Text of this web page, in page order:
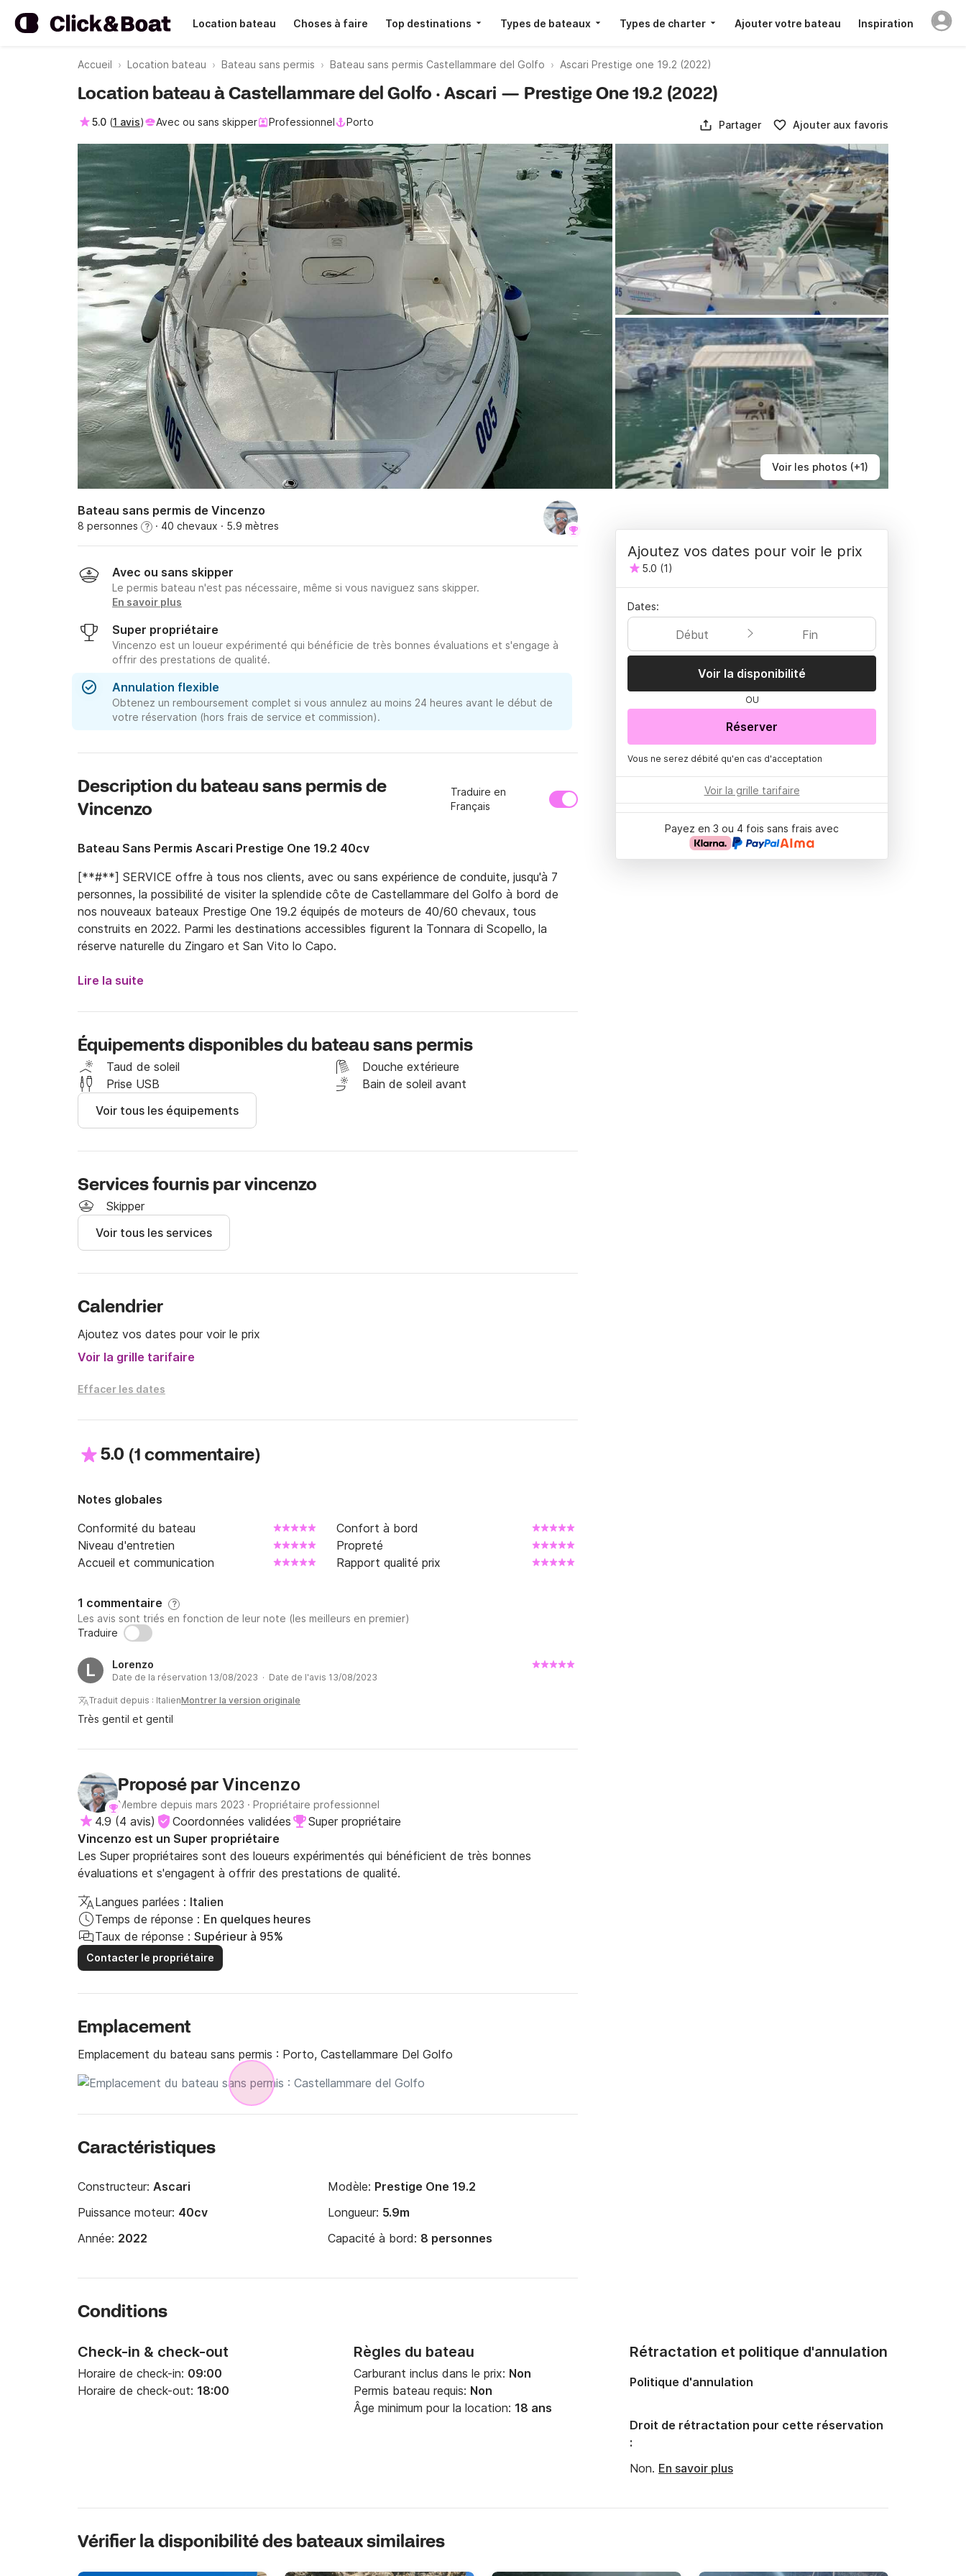
Location bateau Choses à faire Top destinations Types de bateaux Types de charter Ajouter votre bateau Inspiration
Accueil Location bateau Bateau sans permis Bateau sans permis Castellammare del Golfo Ascari Prestige one 19.2 (2022)
Voir les photos (+1)
Location bateau à Castellammare del Golfo · Ascari — Prestige One 19.2 (2022)
5.0 (1 avis) Avec ou sans skipper Professionnel Porto Partager Ajouter aux favoris
Bateau sans permis de Vincenzo
8 personnes ? · 40 chevaux · 5.9 mètres
Avec ou sans skipper
Le permis bateau n'est pas nécessaire, même si vous naviguez sans skipper.
En savoir plus
Super propriétaire
Vincenzo est un loueur expérimenté qui bénéficie de très bonnes évaluations et s'engage à
offrir des prestations de qualité.
Annulation flexible
Obtenez un remboursement complet si vous annulez au moins 24 heures avant le début de
votre réservation (hors frais de service et commission).
Description du bateau sans permis de
Vincenzo
Traduire en
Français
Bateau Sans Permis Ascari Prestige One 19.2 40cv
[**#**] SERVICE offre à tous nos clients, avec ou sans expérience de conduite, jusqu'à 7
personnes, la possibilité de visiter la splendide côte de Castellammare del Golfo à bord de
nos nouveaux bateaux Prestige One 19.2 équipés de moteurs de 40/60 chevaux, tous
construits en 2022. Parmi les destinations accessibles figurent la Tonnara di Scopello, la
réserve naturelle du Zingaro et San Vito lo Capo.
Lire la suite
Équipements disponibles du bateau sans permis
Taud de soleil
Douche extérieure
Prise USB
Bain de soleil avant
Voir tous les équipements
Services fournis par vincenzo
Skipper
Voir tous les services
Calendrier
Ajoutez vos dates pour voir le prix
Voir la grille tarifaire
Effacer les dates
5.0 (1 commentaire)
Notes globales
Conformité du bateau
Confort à bord
Niveau d'entretien
Propreté
Accueil et communication
Rapport qualité prix
1 commentaire ?
Les avis sont triés en fonction de leur note (les meilleurs en premier)
Traduire
L Lorenzo
Date de la réservation 13/08/2023 · Date de l'avis 13/08/2023
Traduit depuis : ItalienMontrer la version originale
Très gentil et gentil
Proposé parVincenzo
Membre depuis mars 2023 · Propriétaire professionnel
4.9 (4 avis) Coordonnées validées
Super propriétaire
Vincenzo est un Super propriétaire
Les Super propriétaires sont des loueurs expérimentés qui bénéficient de très bonnes
évaluations et s'engagent à offrir des prestations de qualité.
Langues parlées : Italien
Temps de réponse : En quelques heures
Taux de réponse : Supérieur à 95%
Contacter le propriétaire
Emplacement
Emplacement du bateau sans permis : Porto, Castellammare Del Golfo
Caractéristiques
Constructeur: Ascari Modèle: Prestige One 19.2
Puissance moteur: 40cv Longueur: 5.9m
Année: 2022 Capacité à bord: 8 personnes
Ajoutez vos dates pour voir le prix
5.0 (1)
Dates:
Début Fin
Voir la disponibilité
OU
Réserver
Vous ne serez débité qu'en cas d'acceptation
Voir la grille tarifaire
Payez en 3 ou 4 fois sans frais avec
Conditions
Check-in & check-out
Horaire de check-in: 09:00
Horaire de check-out: 18:00
Règles du bateau
Carburant inclus dans le prix: Non
Permis bateau requis: Non
Âge minimum pour la location: 18 ans
Rétractation et politique d'annulation
Politique d'annulation
Droit de rétractation pour cette réservation
:
Non. En savoir plus
Vérifier la disponibilité des bateaux similaires